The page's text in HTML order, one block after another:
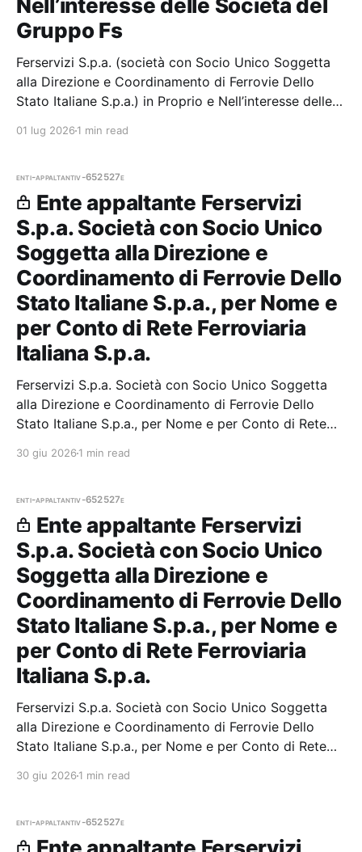
Nell’interesse delle Società del
Gruppo Fs
Ferservizi S.p.a. (società con Socio Unico Soggetta
alla Direzione e Coordinamento di Ferrovie Dello
Stato Italiane S.p.a.) in Proprio e Nell’interesse delle
partecipazioni.
01 lug 2026 1 min read
enti-appaltantiv-652527e
Ente appaltante Ferservizi
S.p.a. Società con Socio Unico
Soggetta alla Direzione e
Coordinamento di Ferrovie Dello
Stato Italiane S.p.a., per Nome e
per Conto di Rete Ferroviaria
Italiana S.p.a.
Ferservizi S.p.a. Società con Socio Unico Soggetta
alla Direzione e Coordinamento di Ferrovie Dello
Stato Italiane S.p.a., per Nome e per Conto di Rete
partecipazioni.
30 giu 2026 1 min read
enti-appaltantiv-652527e
Ente appaltante Ferservizi
S.p.a. Società con Socio Unico
Soggetta alla Direzione e
Coordinamento di Ferrovie Dello
Stato Italiane S.p.a., per Nome e
per Conto di Rete Ferroviaria
Italiana S.p.a.
Ferservizi S.p.a. Società con Socio Unico Soggetta
alla Direzione e Coordinamento di Ferrovie Dello
Stato Italiane S.p.a., per Nome e per Conto di Rete
partecipazioni.
30 giu 2026 1 min read
enti-appaltantiv-652527e